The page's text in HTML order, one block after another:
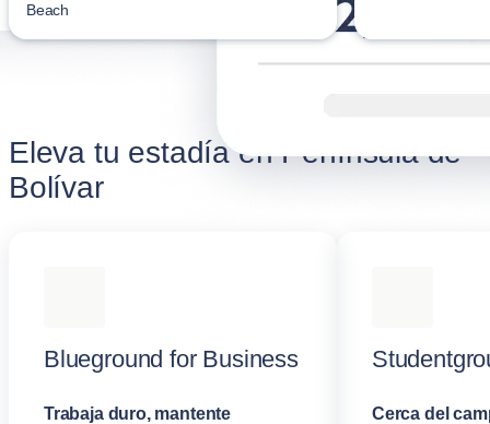
Beach
Eleva tu estadía en Península de
Bolívar
Blueground for Business
Trabaja duro, mantente
Cerca del